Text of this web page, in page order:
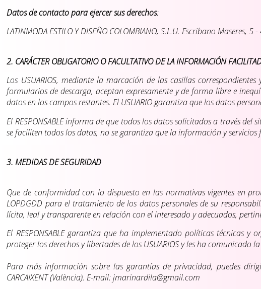
Datos de contacto para ejercer sus derechos:
LATINMODA ESTILO Y DISEÑO COLOMBIANO, S.L.U. Escribano
2. CARÁCTER OBLIGATORIO O FACULTATIVO DE LA INFORMACIÓN
Los USUARIOS, mediante la marcación de las casillas
formularios de descarga, aceptan expresamente y de forma libre e
datos en los campos restantes. El USUARIO garantiza que los datos
El RESPONSABLE informa de que todos los datos solicitados a través
se faciliten todos los datos, no se garantiza que la información y
3. MEDIDAS DE SEGURIDAD
Que de conformidad con lo dispuesto en las normativas vigentes en
LOPDGDD para el tratamiento de los datos personales de su
lícita, leal y transparente en relación con el interesado y adecuados,
El RESPONSABLE garantiza que ha implementado políticas técnicas
proteger los derechos y libertades de los USUARIOS y les ha
Para más información sobre las garantías de privacidad, puedes
CARCAIXENT (València). E-mail: jmarinardila@gmail.com